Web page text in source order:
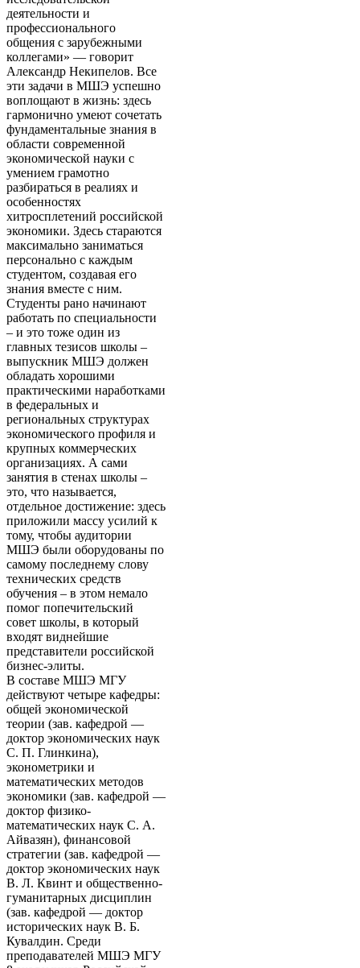
деятельности и
профессионального
общения с зарубежными
коллегами» — говорит
Александр Некипелов. Все
эти задачи в МШЭ успешно
воплощают в жизнь: здесь
гармонично умеют сочетать
фундаментальные знания в
области современной
экономической науки с
умением грамотно
разбираться в реалиях и
особенностях
хитросплетений российской
экономики. Здесь стараются
максимально заниматься
персонально с каждым
студентом, создавая его
знания вместе с ним.
Студенты рано начинают
работать по специальности
– и это тоже один из
главных тезисов школы –
выпускник МШЭ должен
обладать хорошими
практическими наработками
в федеральных и
региональных структурах
экономического профиля и
крупных коммерческих
организациях. А сами
занятия в стенах школы –
это, что называется,
отдельное достижение: здесь
приложили массу усилий к
тому, чтобы аудитории
МШЭ были оборудованы по
самому последнему слову
технических средств
обучения – в этом немало
помог попечительский
совет школы, в который
входят виднейшие
представители российской
бизнес-элиты.
В составе МШЭ МГУ
действуют четыре кафедры:
общей экономической
теории (зав. кафедрой —
доктор экономических наук
С. П. Глинкина),
эконометрики и
математических методов
экономики (зав. кафедрой —
доктор физико-
математических наук С. А.
Айвазян), финансовой
стратегии (зав. кафедрой —
доктор экономических наук
В. Л. Квинт и общественно-
гуманитарных дисциплин
(зав. кафедрой — доктор
исторических наук В. Б.
Кувалдин. Среди
преподавателей МШЭ МГУ